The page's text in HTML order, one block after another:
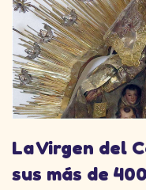
La Virgen del
sus más de